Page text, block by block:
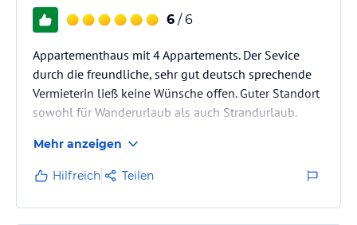
6 / 6
Appartementhaus mit 4 Appartements. Der Sevice
durch die freundliche, sehr gut deutsch sprechende
Vermieterin ließ keine Wünsche offen. Guter Standort
sowohl für Wanderurlaub als auch Strandurlaub.
Mehr anzeigen
Hilfreich Teilen